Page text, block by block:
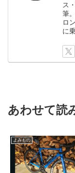
ス
筆
ロ
に
あわせて読
よみもの